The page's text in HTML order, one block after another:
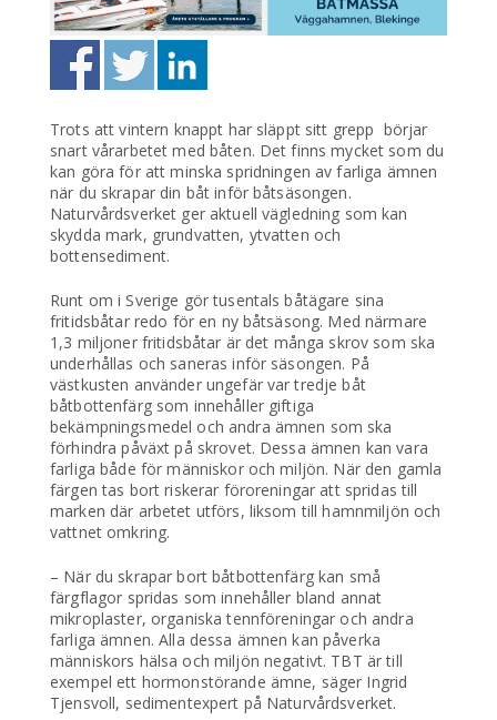
Trots att vintern knappt har släppt sitt grepp börjar
snart vårarbetet med båten. Det finns mycket som du
kan göra för att minska spridningen av farliga ämnen
när du skrapar din båt inför båtsäsongen.
Naturvårdsverket ger aktuell vägledning som kan
skydda mark, grundvatten, ytvatten och
bottensediment.
Runt om i Sverige gör tusentals båtägare sina
fritidsbåtar redo för en ny båtsäsong. Med närmare
1,3 miljoner fritidsbåtar är det många skrov som ska
underhållas och saneras inför säsongen. På
västkusten använder ungefär var tredje båt
båtbottenfärg som innehåller giftiga
bekämpningsmedel och andra ämnen som ska
förhindra påväxt på skrovet. Dessa ämnen kan vara
farliga både för människor och miljön. När den gamla
färgen tas bort riskerar föroreningar att spridas till
marken där arbetet utförs, liksom till hamnmiljön och
vattnet omkring.
– När du skrapar bort båtbottenfärg kan små
färgflagor spridas som innehåller bland annat
mikroplaster, organiska tennföreningar och andra
farliga ämnen. Alla dessa ämnen kan påverka
människors hälsa och miljön negativt. TBT är till
exempel ett hormonstörande ämne, säger Ingrid
Tjensvoll, sedimentexpert på Naturvårdsverket.